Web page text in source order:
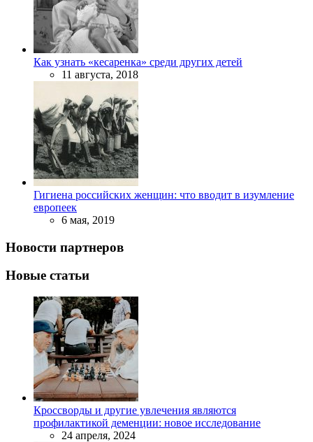
Как узнать «кесаренка» среди других детей
11 августа, 2018
Гигиена российских женщин: что вводит в изумление
европеек
6 мая, 2019
Новости партнеров
Новые статьи
Кроссворды и другие увлечения являются
профилактикой деменции: новое исследование
24 апреля, 2024